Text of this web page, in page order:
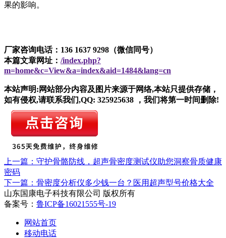
果的影响。
厂家咨询电话：136 1637 9298（微信同号）
本篇文章网址： /index.php?
m=home&c=View&a=index&aid=1484&lang=cn
本站声明:网站部分内容及图片来源于网络,本站只提供存储，
如有侵权,请联系我们,QQ: 325925638 ，我们将第一时间删除!
上一篇：守护骨骼防线，超声骨密度测试仪助您洞察骨质健康
密码
下一篇：骨密度分析仪多少钱一台？医用超声型号价格大全
山东国康电子科技有限公司 版权所有
备案号： 鲁ICP备16021555号-19
网站首页
移动电话